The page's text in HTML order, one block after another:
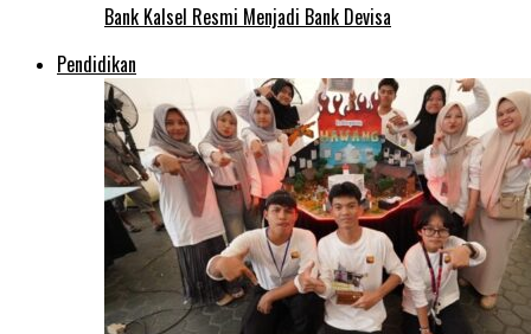
Bank Kalsel Resmi Menjadi Bank Devisa
Pendidikan